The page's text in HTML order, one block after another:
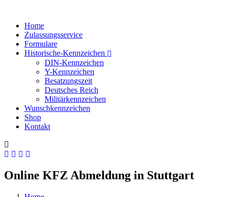
Home
Zulassungsservice
Formulare
Historische-Kennzeichen
DIN-Kennzeichen
Y-Kennzeichen
Besatzungszeit
Deutsches Reich
Militärkennzeichen
Wunschkennzeichen
Shop
Kontakt
Online KFZ Abmeldung in Stuttgart